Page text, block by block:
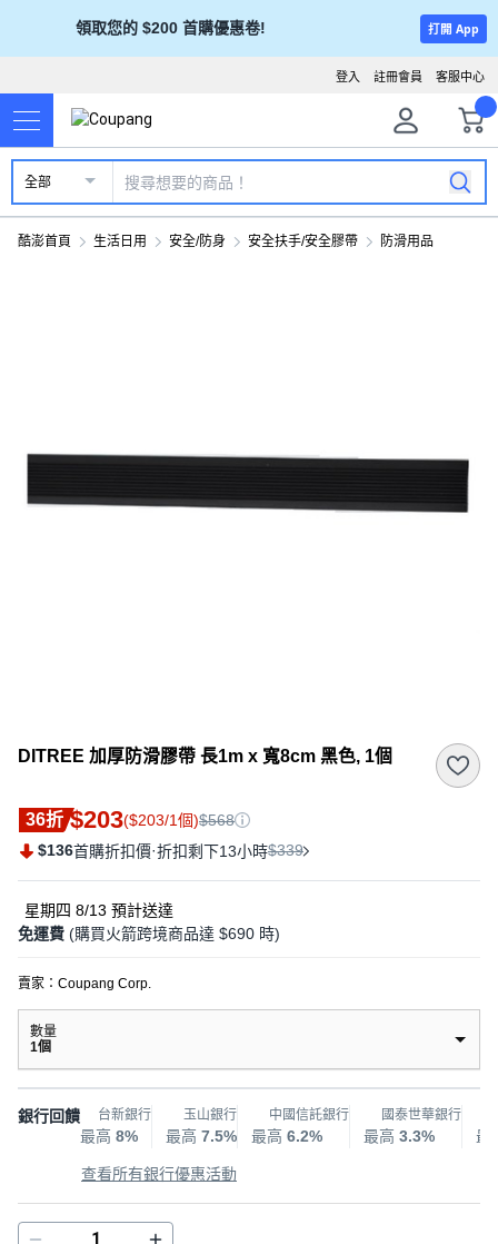
領取您的 $200 首購優惠卷! 打開 App
客服中心
註冊會員
登入
全部
酷澎首頁 生活日用 安全/防身 安全扶手/安全膠帶 防滑用品
DITREE 加厚防滑膠帶 長1m x 寬8cm 黑色, 1個
36折 $203($203/1個)$568
$136首購折扣價·折扣剩下13小時$339
星期四 8/13 預計送達
免運費 (購買火箭跨境商品達 $690 時)
賣家： Coupang Corp.
數量
1個
銀行回饋 台新銀行
最高 8%
玉山銀行
最高 7.5%
中國信託銀行
最高 6.2%
國泰世華銀行
最高 3.3% 最
查看所有銀行優惠活動